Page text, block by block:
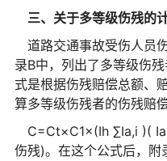
三、关于多等级伤残的
道路交通事故受伤人
录B中，列出了多等级伤
式是根据伤残赔偿总额、
算多等级伤残者的伤残赔
C=Ct×C1×(Ih ∑Ia,i )(
伤残)。在这个公式后，附